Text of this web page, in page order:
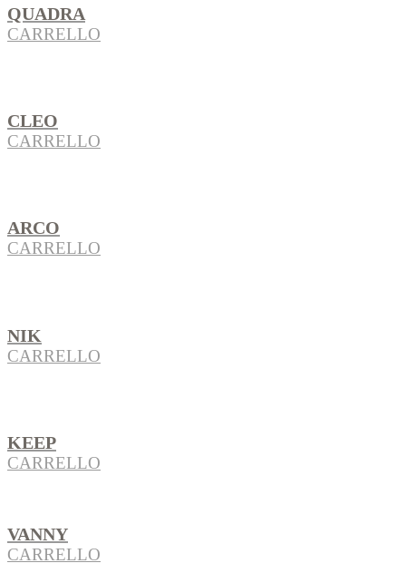
QUADRA
CARRELLO
CLEO
CARRELLO
ARCO
CARRELLO
NIK
CARRELLO
KEEP
CARRELLO
VANNY
CARRELLO